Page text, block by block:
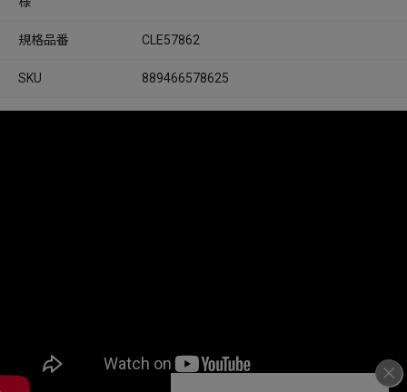
規格品番 CLE57862
SKU 889466578625